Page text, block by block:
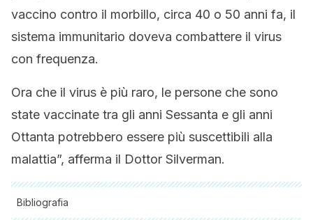
vaccino contro il morbillo, circa 40 o 50 anni fa, il
sistema immunitario doveva combattere il virus
con frequenza.
Ora che il virus è più raro, le persone che sono
state vaccinate tra gli anni Sessanta e gli anni
Ottanta potrebbero essere più suscettibili alla
malattia”, afferma il Dottor Silverman.
Bibliografia